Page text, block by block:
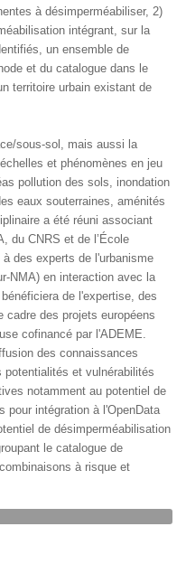
à désimperméabiliser, 2)
intégrant, sur la
un ensemble de
et du catalogue dans le
territoire urbain existant de
sous-sol, mais aussi la
et phénomènes en jeu
pollution des sols, inondation
eaux souterraines, aménités
a été réuni associant
du CNRS et de l’École
des experts de l'urbanisme
NMA) en interaction avec la
de l'expertise, des
des projets européens
cofinancé par l'ADEME.
des connaissances
et vulnérabilités
notamment au potentiel de
pour intégration à l'OpenData
de désimperméabilisation
le catalogue de
à risque et